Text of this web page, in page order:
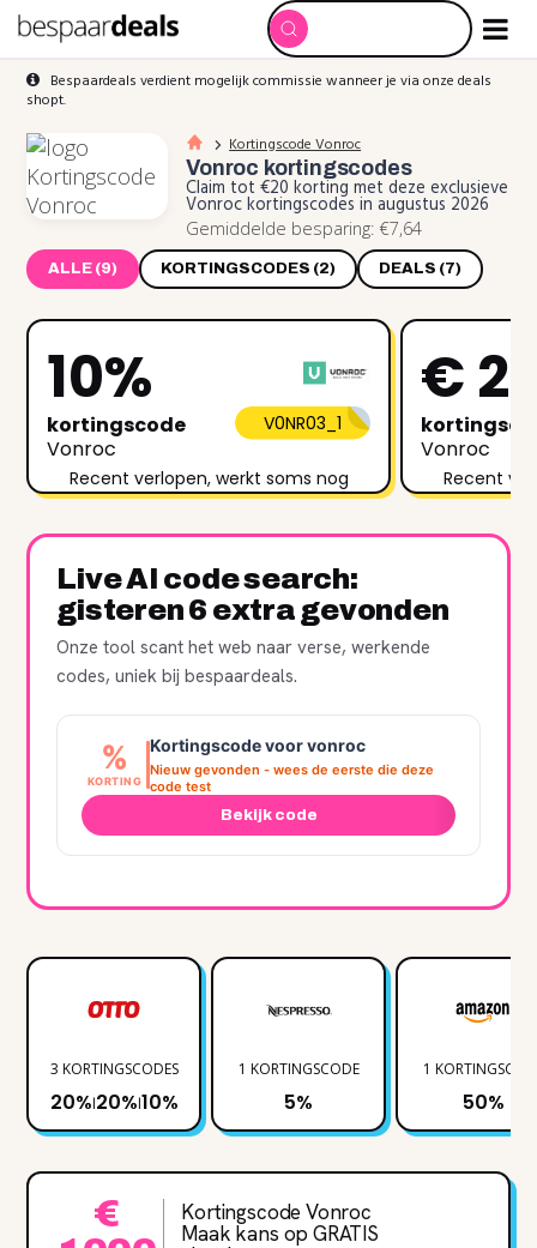
Bespaardeals verdient mogelijk commissie wanneer je via onze deals
shopt.
Kortingscode Vonroc
Vonroc kortingscodes
Claim tot €20 korting met deze exclusieve
Vonroc kortingscodes in augustus 2026
Gemiddelde besparing: €7,64
ALLE (9) KORTINGSCODES (2) DEALS (7)
10%
kortingscode
Vonroc
V0NR03_1
Recent verlopen, werkt soms nog
€
Vonroc
Recent
Live AI code search:
gisteren 6 extra gevonden
Onze tool scant het web naar verse, werkende
codes, uniek bij bespaardeals.
%
KORTING
Kortingscode voor vonroc
Nieuw gevonden - wees de eerste die deze
code test
Bekijk code
3 KORTINGSCODES
20%|20%|10%
1 KORTINGSCODE
5%
1
50%
€
Kortingscode Vonroc
Maak kans op GRATIS